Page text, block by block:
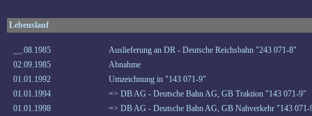
Lebenslauf
__.08.1985
Auslieferung an DR - Deutsche Reichsbahn "243 071-8"
02.09.1985
Abnahme
01.01.1992
Umzeichnung in "143 071-9"
01.01.1994
=> DB AG - Deutsche Bahn AG, GB Traktion "143 071-9"
01.01.1998
=> DB AG - Deutsche Bahn AG, GB Nahverkehr "143 071-